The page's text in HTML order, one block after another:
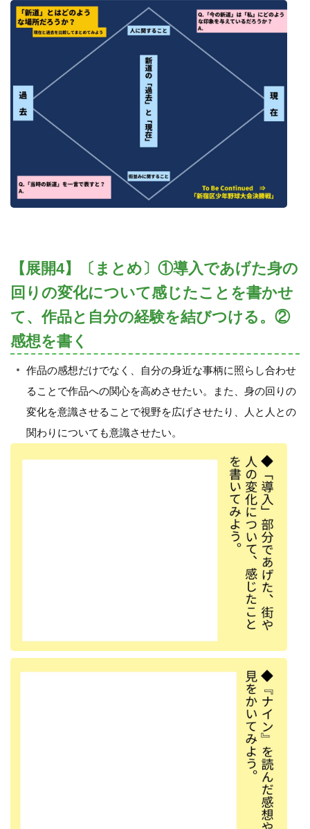
【展開4】〔まとめ〕①導入であげた身の
回りの変化について感じたことを書かせ
て、作品と自分の経験を結びつける。②
感想を書く
作品の感想だけでなく、自分の身近な事柄に照らし合わせ
ることで作品への関心を高めさせたい。また、身の回りの
変化を意識させることで視野を広げさせたり、人と人との
関わりについても意識させたい。